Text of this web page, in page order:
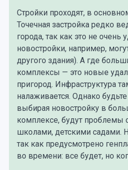
Стройки проходят, в
Точечная застройка редко
города, так как это не очень
новостройки, например,
другого здания). А где
комплексы — это новые
пригород. Инфраструктура
налаживается. Однако
выбирая новостройку в
комплексе, будут проблемы
школами, детскими садами.
так как предусмотрено
во времени: все будет, но